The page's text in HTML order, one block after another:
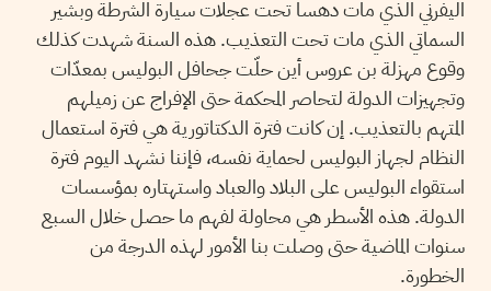
اليفرني الذي مات دهسا تحت عجلات سيارة الشرطة وبشير
السماتي الذي مات تحت التعذيب. هذه السنة شهدت كذلك
وقوع مهزلة بن عروس أين حلّت جحافل البوليس بمعدّات
وتجهيزات الدولة لتحاصر المحكمة حتى الإفراج عن زميلهم
المتهم بالتعذيب. إن كانت فترة الدكتاتورية هي فترة استعمال
النظام لجهاز البوليس لحماية نفسه، فإننا نشهد اليوم فترة
استقواء البوليس على البلاد والعباد واستهتاره بمؤسسات
الدولة. هذه الأسطر هي محاولة لفهم ما حصل خلال السبع
سنوات الماضية حتى وصلت بنا الأمور لهذه الدرجة من
الخطورة.